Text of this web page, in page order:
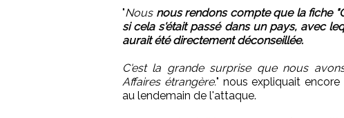
"Nous nous rendons compte que la fiche
si cela s'était passé dans un pays, avec
aurait été directement déconseillée.
C'est la grande surprise que nous
Affaires étrangère." nous expliquait encore
au lendemain de l'attaque.